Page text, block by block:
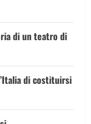
di un teatro di
di costituirsi